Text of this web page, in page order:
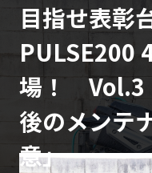
目指せ表彰
PULSE200
場！ Vol.3
後のメンテ
意」